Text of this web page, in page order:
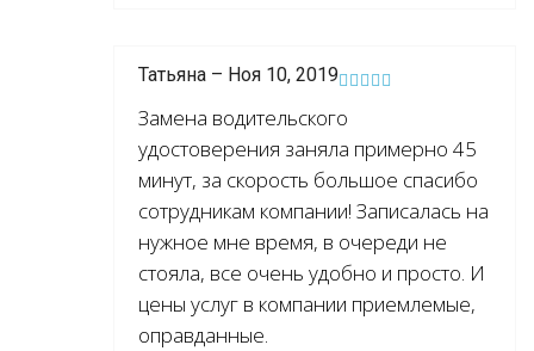
Татьяна – Ноя 10, 2019
Замена водительского
удостоверения заняла примерно 45
минут, за скорость большое спасибо
сотрудникам компании! Записалась на
нужное мне время, в очереди не
стояла, все очень удобно и просто. И
цены услуг в компании приемлемые,
оправданные.